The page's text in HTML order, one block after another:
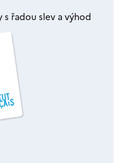
řadou slev a výhod